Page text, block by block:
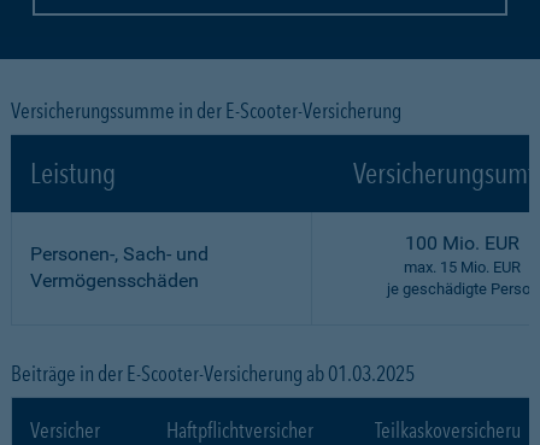
Versicherungssumme in der E-Scooter-Versicherung
Leistung
Personen-, Sach- und
Vermögensschäden
100 Mio. EUR
max. 15 Mio. EUR
je geschädigte Person
Beiträge in der E-Scooter-Versicherung ab 01.03.2025
Versicher
Haftpflichtversicher
Teilkaskoversicheru